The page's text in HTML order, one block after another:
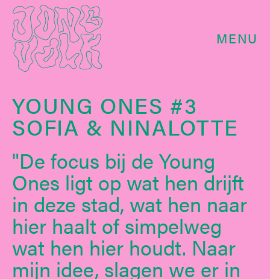
MENU
YOUNG ONES #3
SOFIA & NINALOTTE
De focus bij de Young
Ones ligt op wat hen drijft
in deze stad, wat hen naar
hier haalt of simpelweg
wat hen hier houdt. Naar
mijn idee, slagen we er in